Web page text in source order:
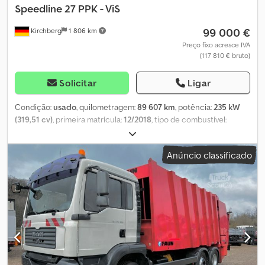
Kirchberg 1 806 km
Speedline 27 PPK - ViS
99 000 €
Preço fixo acresce IVA
(117 810 € bruto)
Solicitar Ligar
Condição:usado, quilometragem:89 607 km, potência: 235 kW
(319,51 cv) , primeira matrícula:12/2018 , tipo de combustível:
, configuração de eixo:
próxima inspeção (TÜV):12/2026, tipo de engrenagem:semi-
, classe de emissão: Euro 6 , Equipamento:ABS, ar
condicionado, programa eletrónico de estabilidade (ESP),
sistema de navegação
, aprox. 2200 h de funcionamento 06/23,
volante à direita, TollCollect, radiador de água e intercooler, ASR,
ESS, controle eletrônico do motor EDC, BreakMatic, MAN
TeleMatics 2 GPRS, banco do motorista conforto com suspensão
pneumática e apoio lombar, rádio MAN TeleMatics 2 GPRS, função
de vídeo, travamento central, inserções decorativas, luz de
acesso, vidros elétricos nas portas, Brake Assist 2, sinal de
Anúncio classificado